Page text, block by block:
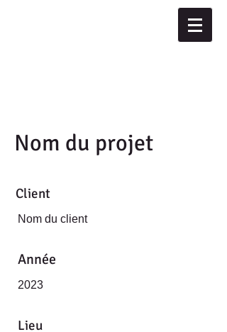
Nom du projet
Client
Nom du client
Année
2023
Lieu